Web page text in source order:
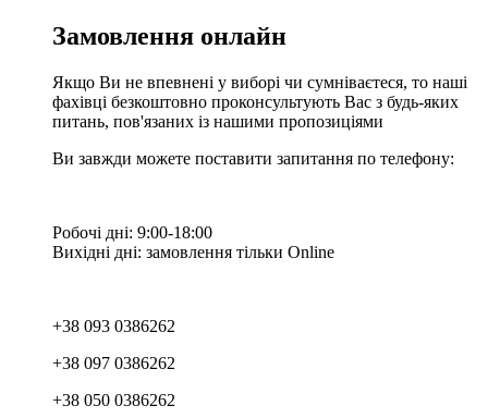
Замовлення онлайн
Якщо Ви не впевнені у виборі чи сумніваєтеся, то наші
фахівці безкоштовно проконсультують Вас з будь-яких
питань, пов'язаних із нашими пропозиціями
Ви завжди можете поставити запитання по телефону:
Робочі дні: 9:00-18:00
Вихідні дні: замовлення тільки Online
+38 093 0386262
+38 097 0386262
+38 050 0386262